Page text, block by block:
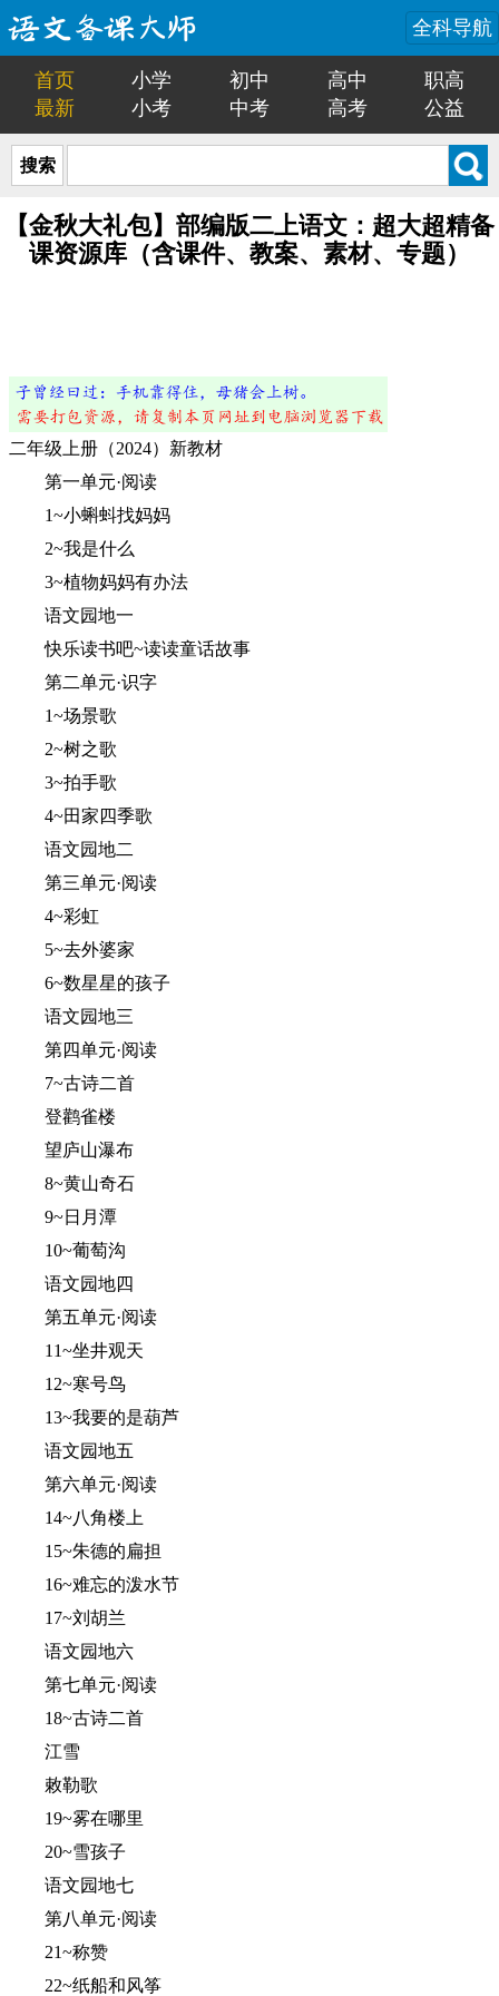
全科导航
首页 小学 初中 高中
职高
最新
小考 中考 高考 公益
搜索
【金秋大礼包】部编版二上语文：超大超精备
课资源库（含课件、教案、素材、专题）
二年级上册（2024）新教材
第一单元·阅读
1~小蝌蚪找妈妈
2~我是什么
3~植物妈妈有办法
语文园地一
快乐读书吧~读读童话故事
第二单元·识字
1~场景歌
2~树之歌
3~拍手歌
4~田家四季歌
语文园地二
第三单元·阅读
4~彩虹
5~去外婆家
6~数星星的孩子
语文园地三
第四单元·阅读
7~古诗二首
登鹳雀楼
望庐山瀑布
8~黄山奇石
9~日月潭
10~葡萄沟
语文园地四
第五单元·阅读
11~坐井观天
12~寒号鸟
13~我要的是葫芦
语文园地五
第六单元·阅读
14~八角楼上
15~朱德的扁担
16~难忘的泼水节
17~刘胡兰
语文园地六
第七单元·阅读
18~古诗二首
江雪
敕勒歌
19~雾在哪里
20~雪孩子
语文园地七
第八单元·阅读
21~称赞
22~纸船和风筝